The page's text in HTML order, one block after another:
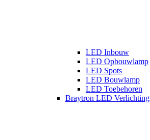
LED Inbouw
LED Opbouwlamp
LED Spots
LED Bouwlamp
LED Toebehoren
Braytron LED Verlichting